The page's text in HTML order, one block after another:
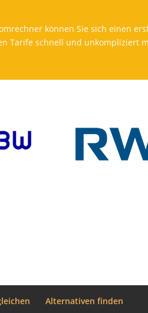
können Sie sich einen
Tarife schnell und unkompliziert
Alternativen finden